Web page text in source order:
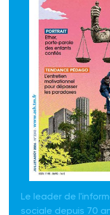
Le leader de
sociale depuis 70